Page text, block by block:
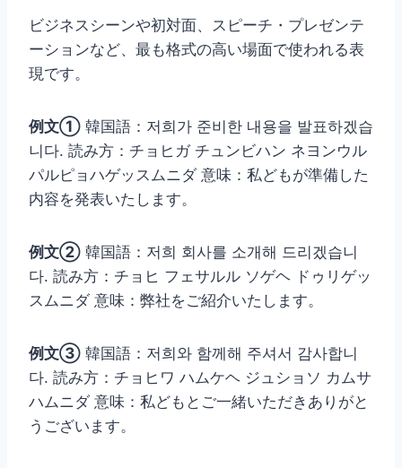
ビジネスシーンや初対面、スピーチ・プレゼンテ
ーションなど、最も格式の高い場面で使われる表
現です。
例文① 韓国語：저희가 준비한 내용을 발표하겠습
니다. 読み方：チョヒガ チュンビハン ネヨンウル
パルピョハゲッスムニダ 意味：私どもが準備した
内容を発表いたします。
例文② 韓国語：저희 회사를 소개해 드리겠습니
다. 読み方：チョヒ フェサルル ソゲヘ ドゥリゲッ
スムニダ 意味：弊社をご紹介いたします。
例文③ 韓国語：저희와 함께해 주셔서 감사합니
다. 読み方：チョヒワ ハムケヘ ジュショソ カムサ
ハムニダ 意味：私どもとご一緒いただきありがと
うございます。